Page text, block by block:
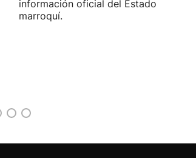
información oficial del Estado
marroquí.